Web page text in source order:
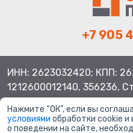
+7 905
ИНН: 2623032420; КПП:
1212600012140, 356236,
Нажмите “ОК”, если вы
условиями обработки cookie
о поведении на сайте,